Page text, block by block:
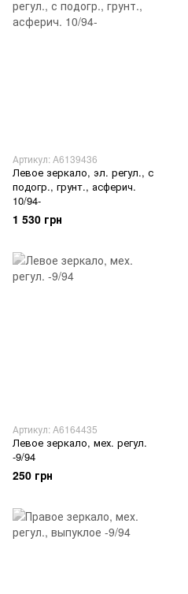
Артикул: A6139436
Левое зеркало, эл. регул., с
подогр., грунт., асферич.
10/94-
1 530 грн
Артикул: A6164435
Левое зеркало, мех. регул.
-9/94
250 грн